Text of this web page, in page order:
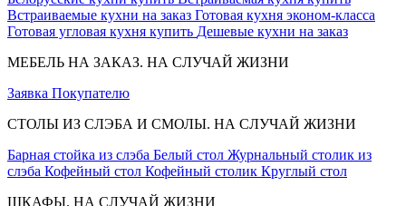
Встраиваемые кухни на заказ Готовая кухня эконом-класса
Готовая угловая кухня купить Дешевые кухни на заказ
МЕБЕЛЬ НА ЗАКАЗ. НА СЛУЧАЙ ЖИЗНИ
Заявка Покупателю
СТОЛЫ ИЗ СЛЭБА И СМОЛЫ. НА СЛУЧАЙ ЖИЗНИ
Барная стойка из слэба Белый стол Журнальный столик из
слэба Кофейный стол Кофейный столик Круглый стол
ШКАФЫ. НА СЛУЧАЙ ЖИЗНИ